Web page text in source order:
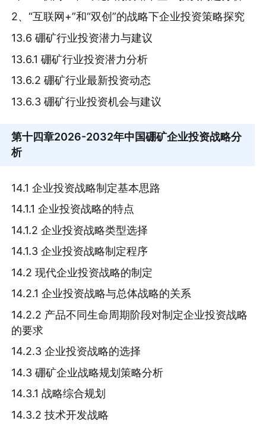
2、“互联网+”和“双创”的战略下企业投资策略探究
13.6 硼矿行业投资潜力与建议
13.6.1 硼矿行业投资潜力分析
13.6.2 硼矿行业最新投资动态
13.6.3 硼矿行业投资机会与建议
第十四章2026-2032年中国硼矿企业投资战略分
析
14.1 企业投资战略制定基本思路
14.1.1 企业投资战略的特点
14.1.2 企业投资战略类型选择
14.1.3 企业投资战略制定程序
14.2 现代企业投资战略的制定
14.2.1 企业投资战略与总体战略的关系
14.2.2 产品不同生命周期阶段对制定企业投资战略
的要求
14.2.3 企业投资战略的选择
14.3 硼矿企业战略规划策略分析
14.3.1 战略综合规划
14.3.2 技术开发战略